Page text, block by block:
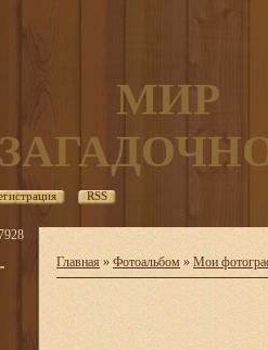
МИР
RSS
Главная » Фотоальбом » Мои